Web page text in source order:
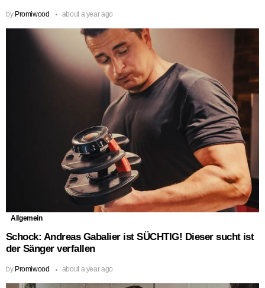
by Promiwood about a year ago
Allgemein
Schock: Andreas Gabalier ist SÜCHTIG! Dieser sucht ist
der Sänger verfallen
by Promiwood about a year ago